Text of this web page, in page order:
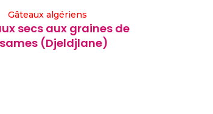
Gâteaux algériens
secs aux graines de
(Djeldjlane)